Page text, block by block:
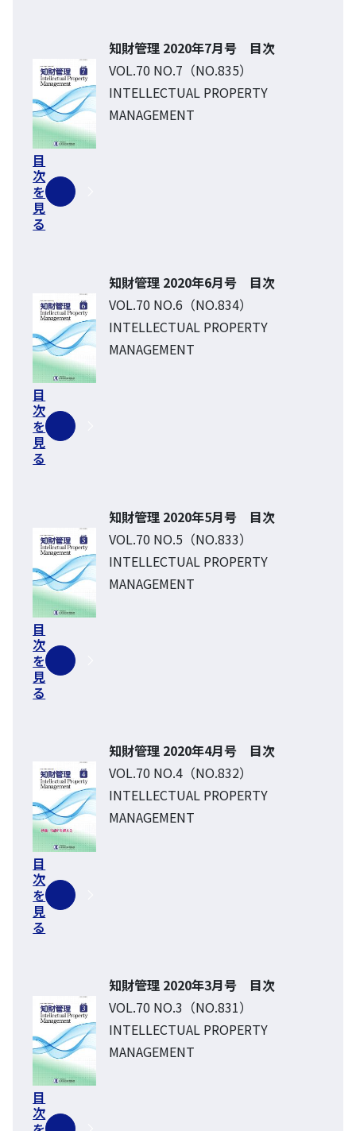
知財管理 2020年7月号 目次
VOL.70 NO.7（NO.835）
INTELLECTUAL PROPERTY
MANAGEMENT
目
次
を
見
る
知財管理 2020年6月号 目次
VOL.70 NO.6（NO.834）
INTELLECTUAL PROPERTY
MANAGEMENT
目
次
を
見
る
知財管理 2020年5月号 目次
VOL.70 NO.5（NO.833）
INTELLECTUAL PROPERTY
MANAGEMENT
目
次
を
見
る
知財管理 2020年4月号 目次
VOL.70 NO.4（NO.832）
INTELLECTUAL PROPERTY
MANAGEMENT
目
次
を
見
る
知財管理 2020年3月号 目次
VOL.70 NO.3（NO.831）
INTELLECTUAL PROPERTY
MANAGEMENT
目
次